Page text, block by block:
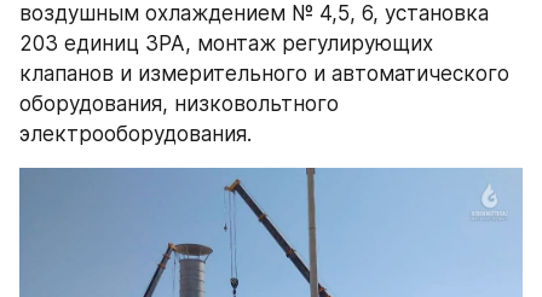
воздушным охлаждением № 4,5, 6, установка
203 единиц ЗРА, монтаж регулирующих
клапанов и измерительного и автоматического
оборудования, низковольтного
электрооборудования.